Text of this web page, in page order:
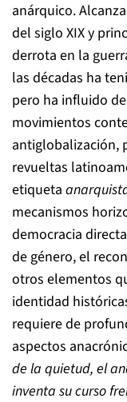
anárquico.
del siglo XIX y
derrota en la
las décadas ha
pero ha influido
movimientos
antiglobalización,
revueltas
etiqueta
mecanismos
democracia
de género, el
otros elementos
identidad
requiere de
aspectos
de la quietud, el
inventa su curso